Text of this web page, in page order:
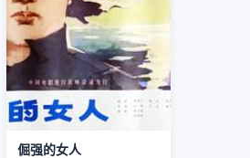
倔强的女人